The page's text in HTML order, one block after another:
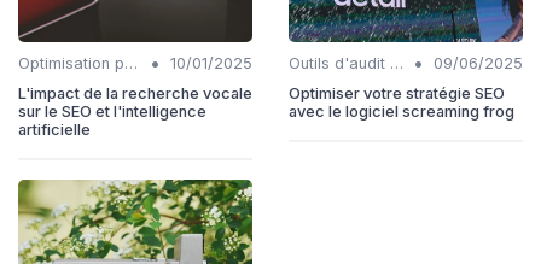
Optimisation pour la recherche vocale •
10/01/2025
L'impact de la recherche vocale
sur le SEO et l'intelligence
artificielle
Outils d'audit technique SEO •
09/06/2025
Optimiser votre stratégie SEO
avec le logiciel screaming frog